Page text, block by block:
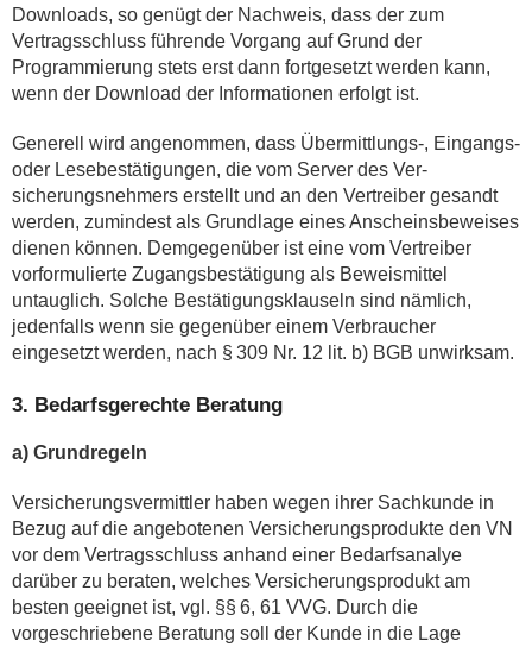
Downloads, so genügt der Nachweis, dass der zum
Vertragsschluss führende Vorgang auf Grund der
Programmierung stets erst dann fortgesetzt werden kann,
wenn der Download der Informationen erfolgt ist.
Generell wird angenommen, dass Übermittlungs-, Eingangs-
oder Lesebestätigungen, die vom Server des Ver-
sicherungsnehmers erstellt und an den Vertreiber gesandt
werden, zumindest als Grundlage eines Anscheinsbeweises
dienen können. Demgegenüber ist eine vom Vertreiber
vorformulierte Zugangsbestätigung als Beweismittel
untauglich. Solche Bestätigungsklauseln sind nämlich,
jedenfalls wenn sie gegenüber einem Verbraucher
eingesetzt werden, nach § 309 Nr. 12 lit. b) BGB unwirksam.
3. Bedarfsgerechte Beratung
a) Grundregeln
Versicherungsvermittler haben wegen ihrer Sachkunde in
Bezug auf die angebotenen Versicherungsprodukte den VN
vor dem Vertragsschluss anhand einer Bedarfsanalye
darüber zu beraten, welches Versicherungsprodukt am
besten geeignet ist, vgl. §§ 6, 61 VVG. Durch die
vorgeschriebene Beratung soll der Kunde in die Lage